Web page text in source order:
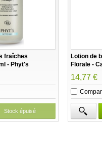
fraîches
- Phyt's
Stock épuisé
Lotion de
Florale -
14,77 €